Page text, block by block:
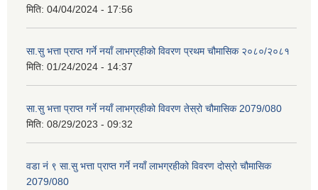
मिति: 04/04/2024 - 17:56
सा.सु भत्ता प्राप्त गर्ने नयाँ लाभग्रहीको विवरण प्रथम चौमासिक २०८०/२०८१
मिति: 01/24/2024 - 14:37
सा.सु भत्ता प्राप्त गर्ने नयाँ लाभग्रहीको विवरण तेस्रो चौमासिक 2079/080
मिति: 08/29/2023 - 09:32
वडा नं ९ सा.सु भत्ता प्राप्त गर्ने नयाँ लाभग्रहीको विवरण दोस्रो चौमासिक
2079/080